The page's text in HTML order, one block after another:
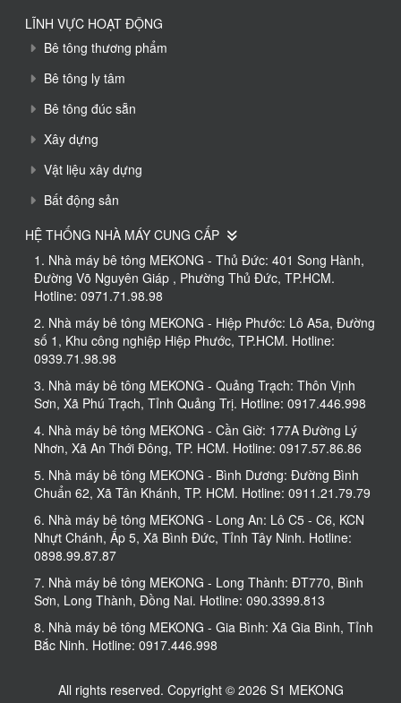
LĨNH VỰC HOẠT ĐỘNG
Bê tông thương phẩm
Bê tông ly tâm
Bê tông đúc sẵn
Xây dựng
Vật liệu xây dựng
Bất động sản
HỆ THỐNG NHÀ MÁY CUNG CẤP
1. Nhà máy bê tông MEKONG - Thủ Đức: 401 Song Hành,
Đường Võ Nguyên Giáp , Phường Thủ Đức, TP.HCM.
Hotline: 0971.71.98.98
2. Nhà máy bê tông MEKONG - Hiệp Phước: Lô A5a, Đường
số 1, Khu công nghiệp Hiệp Phước, TP.HCM. Hotline:
0939.71.98.98
3. Nhà máy bê tông MEKONG - Quảng Trạch: Thôn Vịnh
Sơn, Xã Phú Trạch, Tỉnh Quảng Trị. Hotline: 0917.446.998
4. Nhà máy bê tông MEKONG - Cần Giờ: 177A Đường Lý
Nhơn, Xã An Thới Đông, TP. HCM. Hotline: 0917.57.86.86
5. Nhà máy bê tông MEKONG - Bình Dương: Đường Bình
Chuẩn 62, Xã Tân Khánh, TP. HCM. Hotline: 0911.21.79.79
6. Nhà máy bê tông MEKONG - Long An: Lô C5 - C6, KCN
Nhựt Chánh, Ấp 5, Xã Bình Đức, Tỉnh Tây Ninh. Hotline:
0898.99.87.87
7. Nhà máy bê tông MEKONG - Long Thành: ĐT770, Bình
Sơn, Long Thành, Đồng Nai. Hotline: 090.3399.813
8. Nhà máy bê tông MEKONG - Gia Bình: Xã Gia Bình, Tỉnh
Bắc Ninh. Hotline: 0917.446.998
All rights reserved. Copyright © 2026 S1 MEKONG